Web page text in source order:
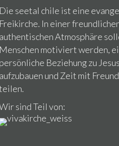
Die seetal chile ist eine
Freikirche. In einer
authentischen Atmosphäre
Menschen motiviert werden,
persönliche Beziehung zu
aufzubauen und Zeit mit
sind Teil von: